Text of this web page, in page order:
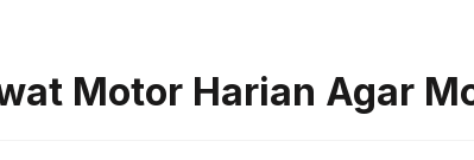
Motor Harian Agar